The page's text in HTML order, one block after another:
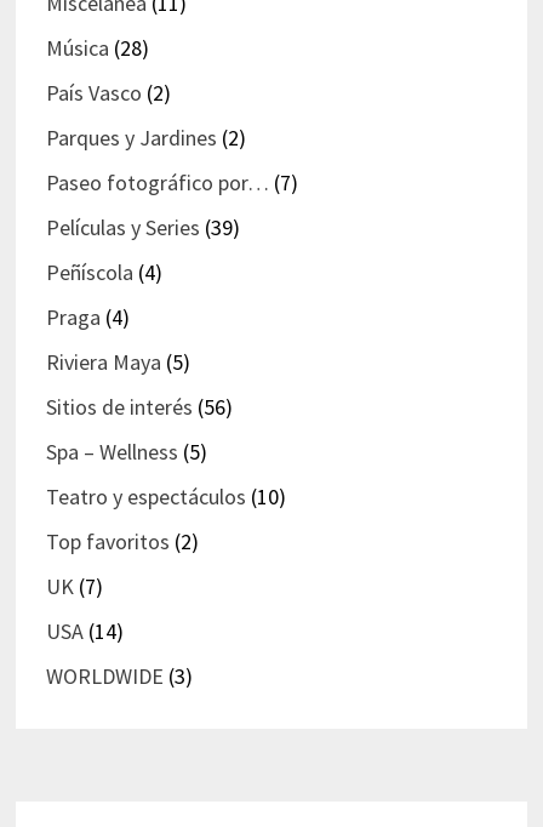
Música (28)
País Vasco (2)
Parques y Jardines (2)
Paseo fotográfico por… (7)
Películas y Series (39)
Peñíscola (4)
Praga (4)
Riviera Maya (5)
Sitios de interés (56)
Spa – Wellness (5)
Teatro y espectáculos (10)
Top favoritos (2)
UK(7)
USA(14)
WORLDWIDE (3)